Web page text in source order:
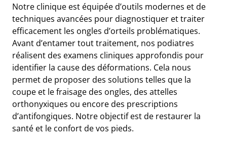
Notre clinique est équipée d’outils modernes et de
techniques avancées pour diagnostiquer et traiter
efficacement les ongles d’orteils problématiques.
Avant d’entamer tout traitement, nos podiatres
réalisent des examens cliniques approfondis pour
identifier la cause des déformations. Cela nous
permet de proposer des solutions telles que la
coupe et le fraisage des ongles, des attelles
orthonyxiques ou encore des prescriptions
d’antifongiques. Notre objectif est de restaurer la
santé et le confort de vos pieds.